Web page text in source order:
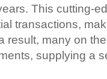
This cutting-
transactions,
result, many on
supplying a